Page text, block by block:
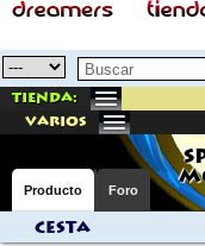
Tienda:
varios
Producto Foro
Cesta